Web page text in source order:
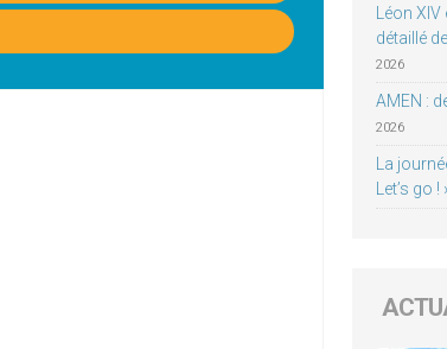
Léon
détaillé
2026
AMEN :
2026
La
Let’s go !